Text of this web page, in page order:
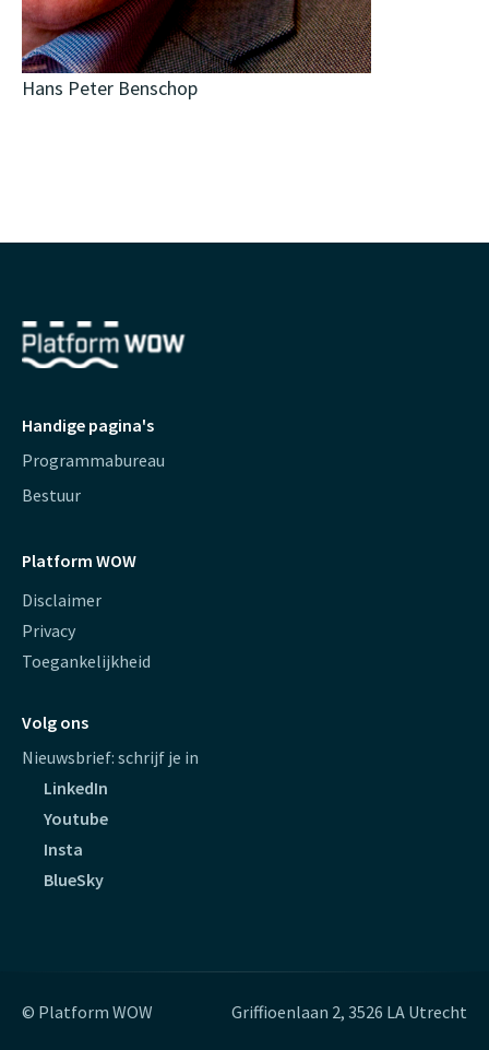
Hans Peter Benschop
Handige pagina's
Programmabureau
Bestuur
Platform WOW
Disclaimer
Privacy
Toegankelijkheid
Volg ons
Nieuwsbrief: schrijf je in
LinkedIn
Youtube
Insta
BlueSky
© Platform WOW Griffioenlaan 2, 3526 LA Utrecht